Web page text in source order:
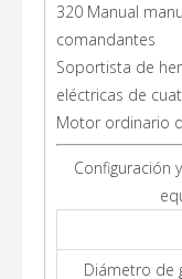
320 Manual
comandantes
Soportista de
eléctricas de
Motor ordinario
Configuración
Diámetro de